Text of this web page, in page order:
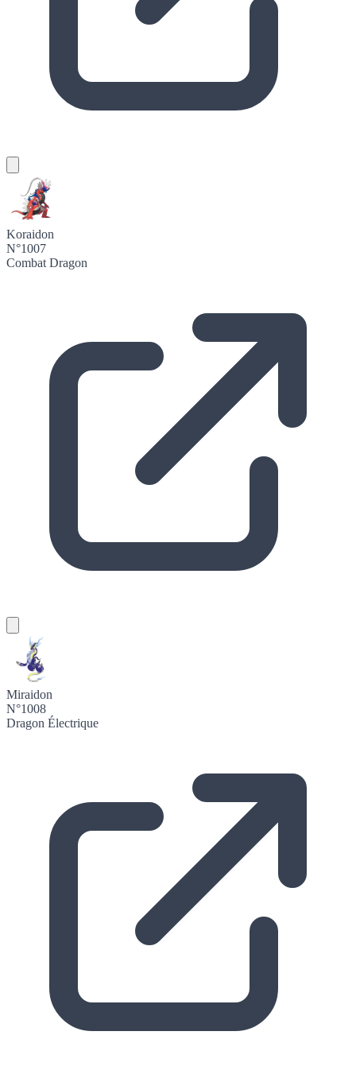
Koraidon
N°1007
Combat Dragon
Miraidon
N°1008
Dragon Électrique